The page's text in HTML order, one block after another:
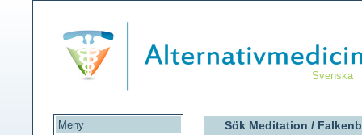
Svenska
Meny
Sök Meditation /